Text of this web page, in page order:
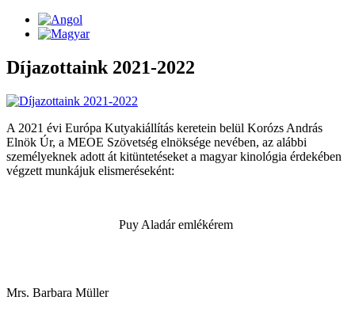
Díjazottaink 2021-2022
A 2021 évi Európa Kutyakiállítás keretein belül Korózs András
Elnök Úr, a MEOE Szövetség elnöksége nevében, az alábbi
személyeknek adott át kitüntetéseket a magyar kinológia érdekében
végzett munkájuk elismeréseként:
Puy Aladár emlékérem
Mrs. Barbara Müller